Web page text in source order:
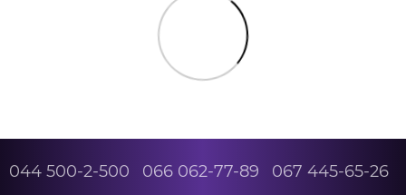
044 500-2-500 066 062-77-89 067 445-65-26